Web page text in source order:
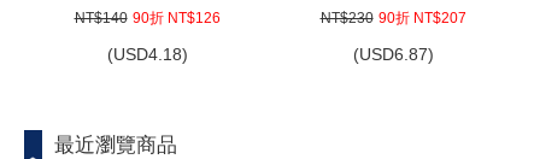
NT$140 90折 NT$126
(USD4.18)
NT$230 90折 NT$207
(USD6.87)
最近瀏覽商品